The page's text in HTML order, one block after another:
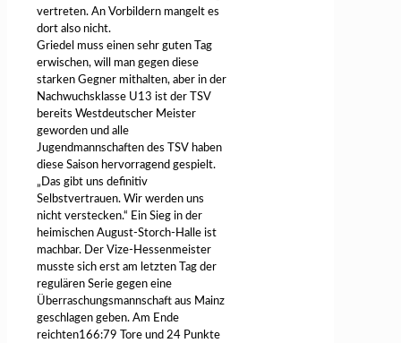
vertreten. An Vorbildern mangelt es
dort also nicht.
Griedel muss einen sehr guten Tag
erwischen, will man gegen diese
starken Gegner mithalten, aber in der
Nachwuchsklasse U13 ist der TSV
bereits Westdeutscher Meister
geworden und alle
Jugendmannschaften des TSV haben
diese Saison hervorragend gespielt.
„Das gibt uns definitiv
Selbstvertrauen. Wir werden uns
nicht verstecken.“ Ein Sieg in der
heimischen August-Storch-Halle ist
machbar. Der Vize-Hessenmeister
musste sich erst am letzten Tag der
regulären Serie gegen eine
Überraschungsmannschaft aus Mainz
geschlagen geben. Am Ende
reichten166:79 Tore und 24 Punkte